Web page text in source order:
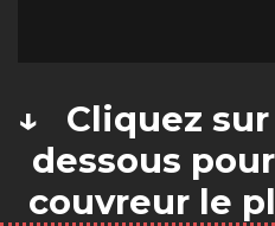
↓ Cliquez
dessous
couvreur le